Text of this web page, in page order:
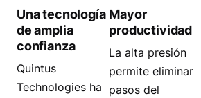
Una tecnología
de amplia
confianza
Quintus
Technologies ha
Mayor
productividad
La alta presión
permite eliminar
pasos del